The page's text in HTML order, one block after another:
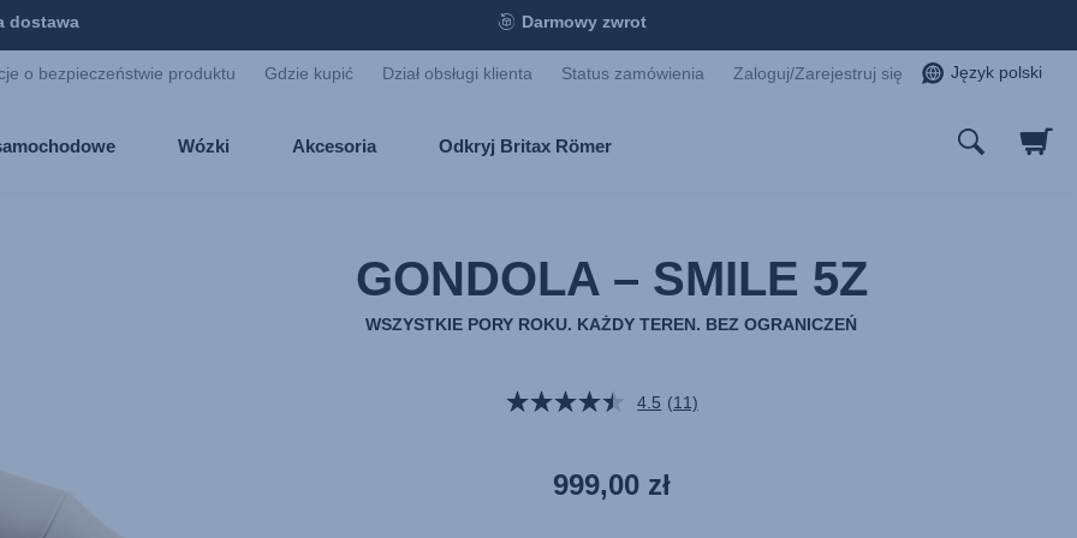
dostawa Darmowy zwrot
o bezpieczeństwie produktu Gdzie kupić Dział obsługi klienta Status zamówienia Zaloguj/Zarejestruj się Język polski
Wózki Akcesoria Odkryj Britax Römer
GONDOLA – SMILE 5Z
WSZYSTKIE PORY ROKU. KAŻDY TEREN. BEZ OGRANICZEŃ
4.5 Czytaj
do
(11)
999,00 zł